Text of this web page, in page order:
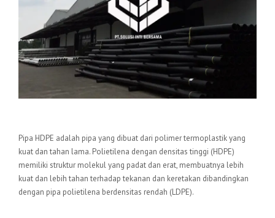
Pipa HDPE adalah pipa yang dibuat dari polimer termoplastik yang
kuat dan tahan lama. Polietilena dengan densitas tinggi (HDPE)
memiliki struktur molekul yang padat dan erat, membuatnya lebih
kuat dan lebih tahan terhadap tekanan dan keretakan dibandingkan
dengan pipa polietilena berdensitas rendah (LDPE).